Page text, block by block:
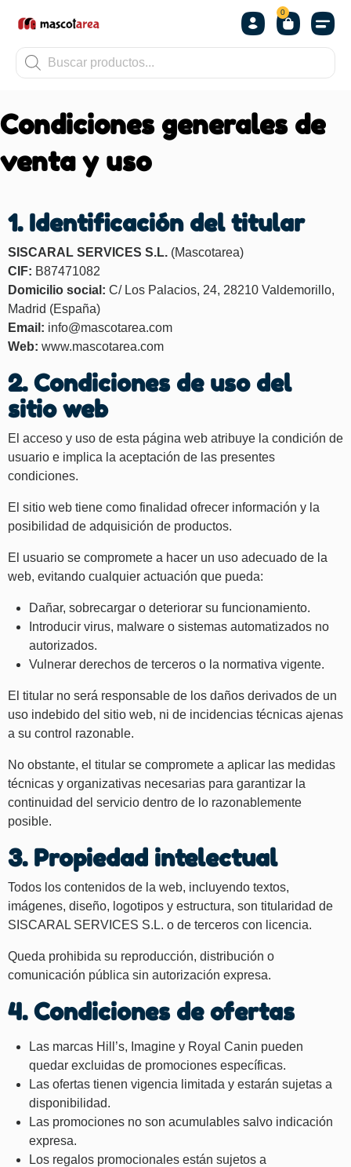
0
Condiciones generales de
venta y uso
1. Identificación del titular
SISCARAL SERVICES S.L. (Mascotarea)
CIF: B87471082
Domicilio social: C/ Los Palacios, 24, 28210 Valdemorillo,
Madrid (España)
Email: info@mascotarea.com
Web: www.mascotarea.com
2. Condiciones de uso del
sitio web
El acceso y uso de esta página web atribuye la condición de
usuario e implica la aceptación de las presentes
condiciones.
El sitio web tiene como finalidad ofrecer información y la
posibilidad de adquisición de productos.
El usuario se compromete a hacer un uso adecuado de la
web, evitando cualquier actuación que pueda:
Dañar, sobrecargar o deteriorar su funcionamiento.
Introducir virus, malware o sistemas automatizados no
autorizados.
Vulnerar derechos de terceros o la normativa vigente.
El titular no será responsable de los daños derivados de un
uso indebido del sitio web, ni de incidencias técnicas ajenas
a su control razonable.
No obstante, el titular se compromete a aplicar las medidas
técnicas y organizativas necesarias para garantizar la
continuidad del servicio dentro de lo razonablemente
posible.
3. Propiedad intelectual
Todos los contenidos de la web, incluyendo textos,
imágenes, diseño, logotipos y estructura, son titularidad de
SISCARAL SERVICES S.L. o de terceros con licencia.
Queda prohibida su reproducción, distribución o
comunicación pública sin autorización expresa.
4. Condiciones de ofertas
Las marcas Hill’s, Imagine y Royal Canin pueden
quedar excluidas de promociones específicas.
Las ofertas tienen vigencia limitada y estarán sujetas a
disponibilidad.
Las promociones no son acumulables salvo indicación
expresa.
Los regalos promocionales están sujetos a